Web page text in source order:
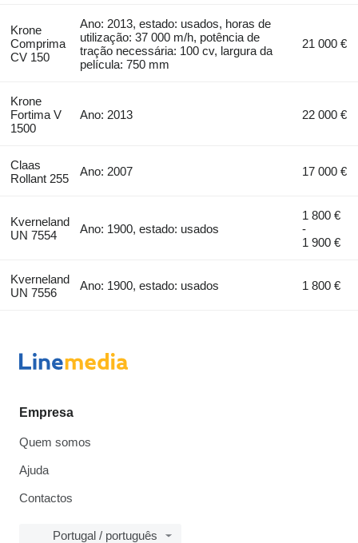
Krone
Comprima
CV 150
Ano: 2013, estado: usados, horas de
utilização: 37 000 m/h, potência de
tração necessária: 100 cv, largura da
película: 750 mm
21 000 €
Krone
Fortima V
1500
Ano: 2013 22 000 €
Claas
Rollant 255
Ano: 2007 17 000 €
Kverneland
UN 7554
Ano: 1900, estado: usados
1 800 €
-
1 900 €
Kverneland
UN 7556
Ano: 1900, estado: usados 1 800 €
Empresa
Quem somos
Ajuda
Contactos
Portugal / português